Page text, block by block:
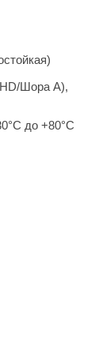
Шора А),
до +80°С